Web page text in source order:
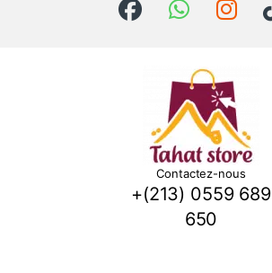
Contactez-nous
+(213) 0559 689
650